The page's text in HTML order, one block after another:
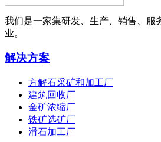
我们是一家集研发、生产、销售、服
业。
解决方案
方解石采矿和加工厂
建筑回收厂
金矿浓缩厂
铁矿选矿厂
滑石加工厂